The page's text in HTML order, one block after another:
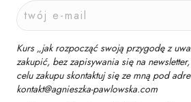
Kurs „jak rozpocząć swoją przygodę z
zakupić, bez zapisywania się na
celu zakupu skontaktuj się ze mną pod
kontakt@agnieszka-pawlowska.com